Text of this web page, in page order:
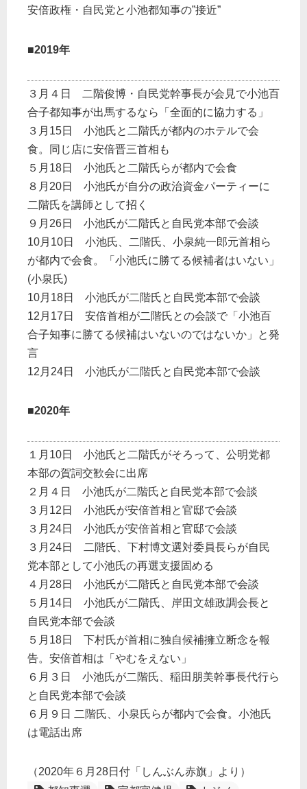
安倍政権・自民党と小池都知事の”接近”
■2019年
３月４日 二階俊博・自民党幹事長が会見で小池百
合子都知事が出馬するなら「全面的に協力する」
３月15日 小池氏と二階氏が都内のホテルで会
食。同じ店に安倍晋三首相も
５月18日 小池氏と二階氏らが都内で会食
８月20日 小池氏が自分の政治資金パーティーに
二階氏を講師として招く
９月26日 小池氏が二階氏と自民党本部で会談
10月10日 小池氏、二階氏、小泉純一郎元首相ら
が都内で会食。「小池氏に勝てる候補者はいない」
(小泉氏)
10月18日 小池氏が二階氏と自民党本部で会談
12月17日 安倍首相が二階氏との会談で「小池百
合子知事に勝てる候補はいないのではないか」と発
言
12月24日 小池氏が二階氏と自民党本部で会談
■2020年
１月10日 小池氏と二階氏がそろって、公明党都
本部の賀詞交歓会に出席
２月４日 小池氏が二階氏と自民党本部で会談
３月12日 小池氏が安倍首相と官邸で会談
３月24日 小池氏が安倍首相と官邸で会談
３月24日 二階氏、下村博文選対委員長らが自民
党本部として小池氏の再選支援固める
４月28日 小池氏が二階氏と自民党本部で会談
５月14日 小池氏が二階氏、岸田文雄政調会長と
自民党本部で会談
５月18日 下村氏が首相に独自候補擁立断念を報
告。安倍首相は「やむをえない」
６月３日 小池氏が二階氏、稲田朋美幹事長代行ら
と自民党本部で会談
６月９日 二階氏、小泉氏らが都内で会食。小池氏
は電話出席
（2020年６月28日付「しんぶん赤旗」より）